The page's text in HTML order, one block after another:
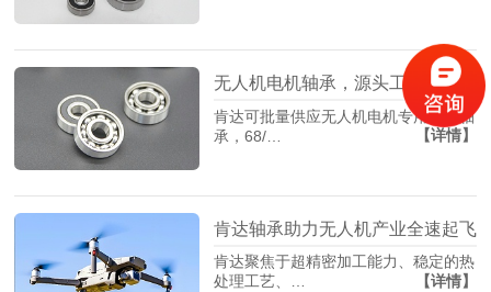
无人机电机轴承，源头工厂找肯达！
肯达可批量供应无人机电机专用精密轴
承，68/…
【详情】
肯达轴承助力无人机产业全速起飞
肯达聚焦于超精密加工能力、稳定的热
处理工艺、…
【详情】